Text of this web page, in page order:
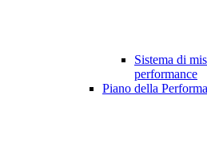
Sistema di
performance
Piano della